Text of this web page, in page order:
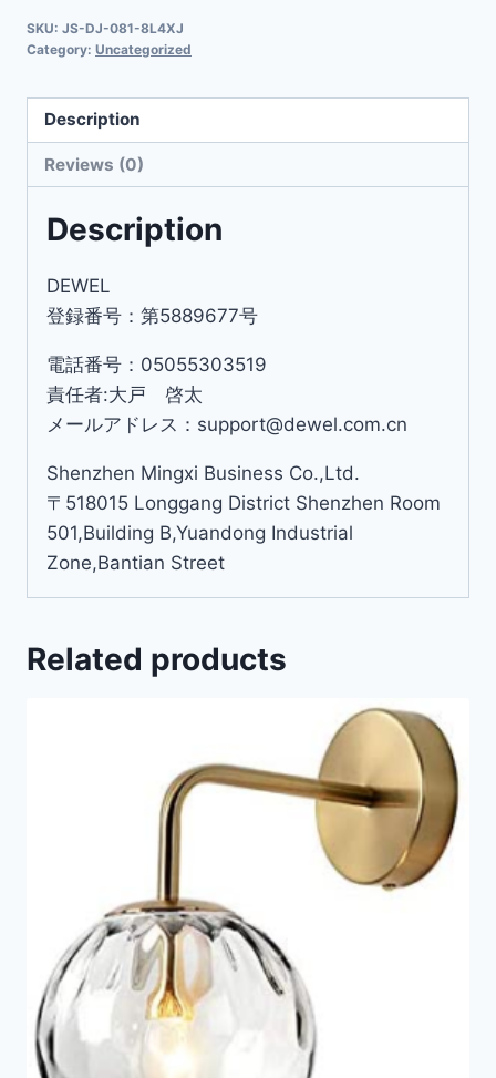
SKU: JS-DJ-081-8L4XJ
Category: Uncategorized
Description
Reviews (0)
Description
DEWEL
登録番号：第5889677号
電話番号：05055303519
責任者:大戸 啓太
メールアドレス：support@dewel.com.cn
Shenzhen Mingxi Business Co.,Ltd.
〒518015 Longgang District Shenzhen Room
501,Building B,Yuandong Industrial
Zone,Bantian Street
Related products